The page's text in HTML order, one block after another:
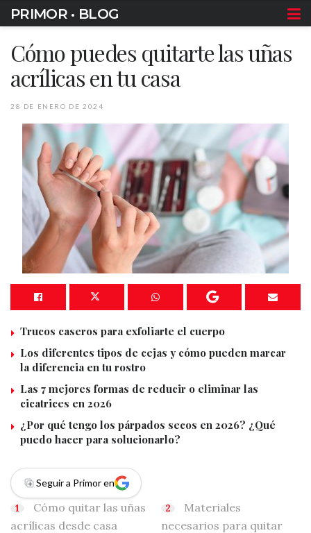
PRIMOR • BLOG
Cómo puedes quitarte las uñas
acrílicas en tu casa
28 DE ENERO DE 2024
Trucos caseros para exfoliarte el cuerpo
Los diferentes tipos de cejas y cómo pueden marcar
la diferencia en tu rostro
Las 7 mejores formas de reducir o eliminar las
cicatrices en 2026
¿Por qué tengo los párpados secos en 2026? ¿Qué
puedo hacer para solucionarlo?
Seguir a Primor en
Cómo quitar las uñas
acrílicas desde casa
Materiales
necesarios para quitar